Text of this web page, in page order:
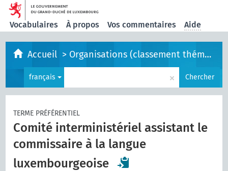
Vocabulaires À propos Vos commentaires Aide
Accueil > Organisations (classement thématique)
français × Chercher
TERME PRÉFÉRENTIEL
Comité interministériel assistant le
commissaire à la langue
luxembourgeoise